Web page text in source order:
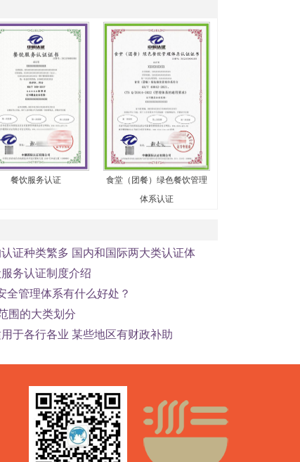
餐饮服务认证
食堂（团餐）绿色餐饮管理
体系认证
证种类繁多 国内和国际两大类认证体
务认证制度介绍
全管理体系有什么好处？
围的大类划分
于各行各业 某些地区有财政补助